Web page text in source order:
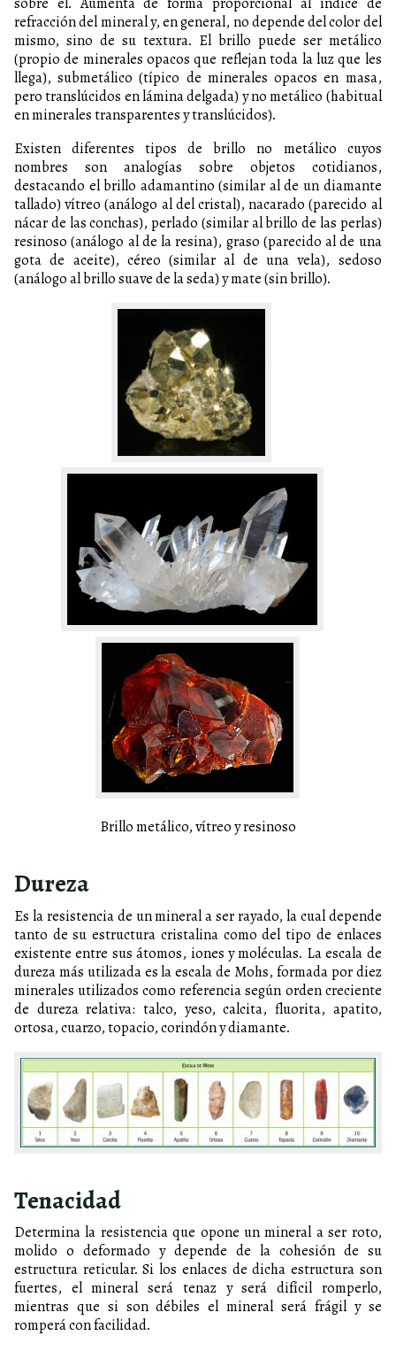
sobre él. Aumenta de forma proporcional al índice de
refracción del mineral y, en general, no depende del color del
mismo, sino de su textura. El brillo puede ser metálico
(propio de minerales opacos que reflejan toda la luz que les
llega), submetálico (típico de minerales opacos en masa,
pero translúcidos en lámina delgada) y no metálico (habitual
en minerales transparentes y translúcidos).
Existen diferentes tipos de brillo no metálico cuyos
nombres son analogías sobre objetos cotidianos,
destacando el brillo adamantino (similar al de un diamante
tallado) vítreo (análogo al del cristal), nacarado (parecido al
nácar de las conchas), perlado (similar al brillo de las perlas)
resinoso (análogo al de la resina), graso (parecido al de una
gota de aceite), céreo (similar al de una vela), sedoso
(análogo al brillo suave de la seda) y mate (sin brillo).
Brillo metálico, vítreo y resinoso
Dureza
Es la resistencia de un mineral a ser rayado, la cual depende
tanto de su estructura cristalina como del tipo de enlaces
existente entre sus átomos, iones y moléculas. La escala de
dureza más utilizada es la escala de Mohs, formada por diez
minerales utilizados como referencia según orden creciente
de dureza relativa: talco, yeso, calcita, fluorita, apatito,
ortosa, cuarzo, topacio, corindón y diamante.
Tenacidad
Determina la resistencia que opone un mineral a ser roto,
molido o deformado y depende de la cohesión de su
estructura reticular. Si los enlaces de dicha estructura son
fuertes, el mineral será tenaz y será difícil romperlo,
mientras que si son débiles el mineral será frágil y se
romperá con facilidad.